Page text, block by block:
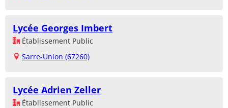
Lycée Georges Imbert
Établissement Public
Sarre-Union (67260)
Lycée Adrien Zeller
Établissement Public